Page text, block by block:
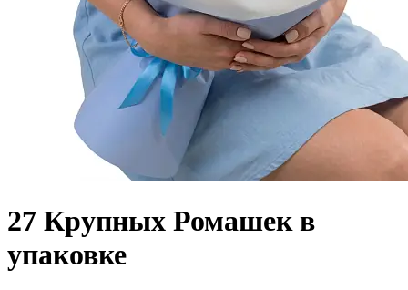
27 Крупных Ромашек в
упаковке